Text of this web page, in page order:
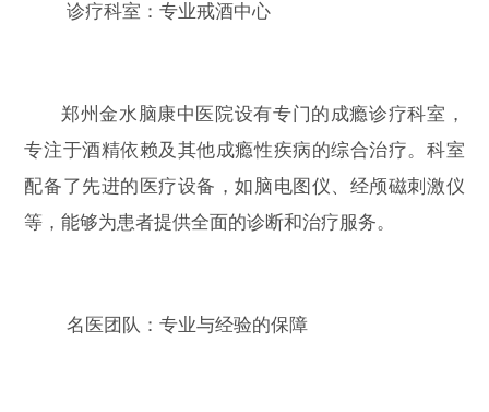
诊疗科室：专业戒酒中心
郑州金水脑康中医院设有专门的成瘾诊疗科室，
专注于酒精依赖及其他成瘾性疾病的综合治疗。科室
配备了先进的医疗设备，如脑电图仪、经颅磁刺激仪
等，能够为患者提供全面的诊断和治疗服务。
名医团队：专业与经验的保障